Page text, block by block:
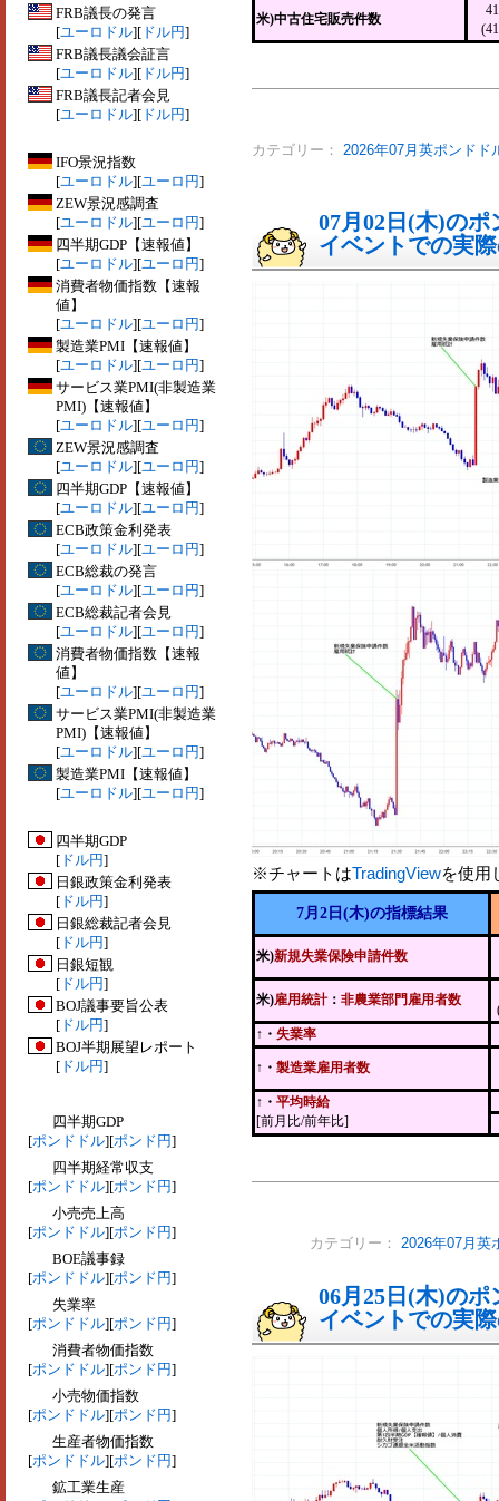
FRB議長の発言
[ユーロドル][ ドル円]
FRB議長議会証言
[ユーロドル][ ドル円]
FRB議長記者会見
[ユーロドル][ ドル円]
IFO景況指数
[ユーロドル][ユーロ円]
ZEW景況感調査
[ユーロドル][ユーロ円]
四半期GDP【速報値】
[ユーロドル][ユーロ円]
消費者物価指数【速報
値】
[ユーロドル][ユーロ円]
製造業PMI【速報値】
[ユーロドル][ユーロ円]
サービス業PMI(非製造業
PMI)【速報値】
[ユーロドル][ユーロ円]
ZEW景況感調査
[ユーロドル][ユーロ円]
四半期GDP【速報値】
[ユーロドル][ユーロ円]
ECB政策金利発表
[ユーロドル][ユーロ円]
ECB総裁の発言
[ユーロドル][ユーロ円]
ECB総裁記者会見
[ユーロドル][ユーロ円]
消費者物価指数【速報
値】
[ユーロドル][ユーロ円]
サービス業PMI(非製造業
PMI)【速報値】
[ユーロドル][ユーロ円]
製造業PMI【速報値】
[ユーロドル][ユーロ円]
四半期GDP
[ ドル円]
日銀政策金利発表
[ ドル円]
日銀総裁記者会見
[ ドル円]
日銀短観
[ ドル円]
BOJ議事要旨公表
[ ドル円]
BOJ半期展望レポート
[ ドル円]
四半期GDP
[ポンドドル][ポンド円]
四半期経常収支
[ポンドドル][ポンド円]
小売売上高
[ポンドドル][ポンド円]
BOE議事録
[ポンドドル][ポンド円]
失業率
[ポンドドル][ポンド円]
消費者物価指数
[ポンドドル][ポンド円]
小売物価指数
[ポンドドル][ポンド円]
生産者物価指数
[ポンドドル][ポンド円]
鉱工業生産
米)中古住宅販売件数
カテゴリー： 2026年07月英ポンドド
07月02日(木)の
イベントでの実
※チャートはTradingViewを使用
7月2日(木)の指標結果
米)新規失業保険申請件数
米)雇用統計： 非農業部門雇用者数
↑・ 失業率
↑・ 製造業雇用者数
↑・ 平均時給
[前月比/前年比]
カテゴリー： 2026年07月英
06月25日(木)の
イベントでの実